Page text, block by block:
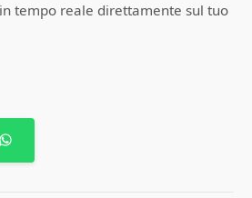
tempo reale direttamente sul tuo